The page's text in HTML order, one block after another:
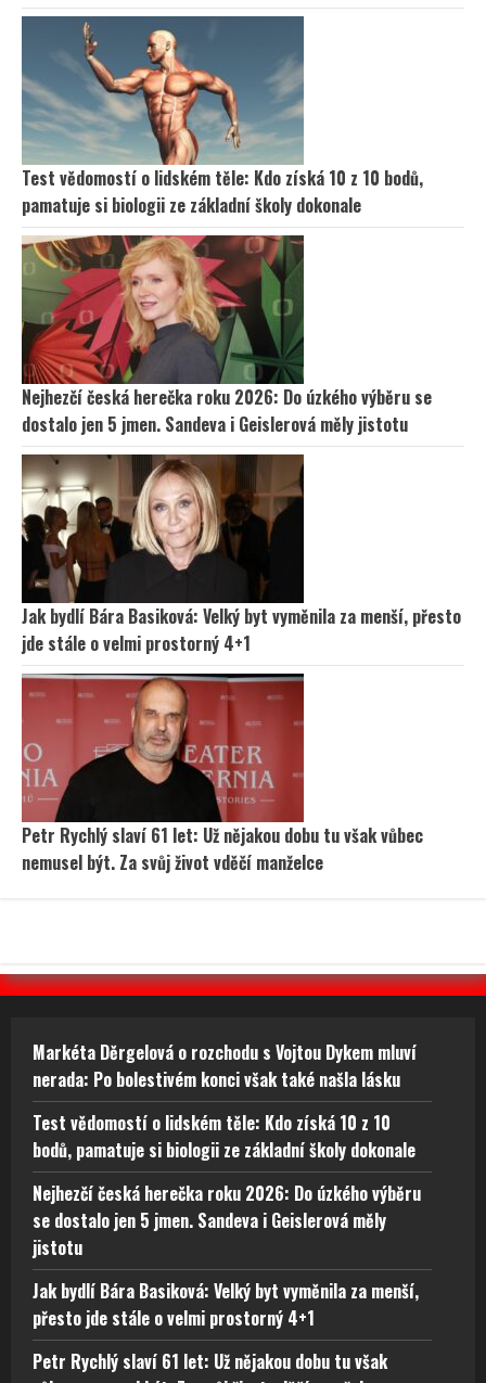
Test vědomostí o lidském těle: Kdo získá 10 z 10 bodů,
pamatuje si biologii ze základní školy dokonale
Nejhezčí česká herečka roku 2026: Do úzkého výběru se
dostalo jen 5 jmen. Sandeva i Geislerová měly jistotu
Jak bydlí Bára Basiková: Velký byt vyměnila za menší, přesto
jde stále o velmi prostorný 4+1
Petr Rychlý slaví 61 let: Už nějakou dobu tu však vůbec
nemusel být. Za svůj život vděčí manželce
Markéta Děrgelová o rozchodu s Vojtou Dykem mluví
nerada: Po bolestivém konci však také našla lásku
Test vědomostí o lidském těle: Kdo získá 10 z 10
bodů, pamatuje si biologii ze základní školy dokonale
Nejhezčí česká herečka roku 2026: Do úzkého výběru
se dostalo jen 5 jmen. Sandeva i Geislerová měly
jistotu
Jak bydlí Bára Basiková: Velký byt vyměnila za menší,
přesto jde stále o velmi prostorný 4+1
Petr Rychlý slaví 61 let: Už nějakou dobu tu však